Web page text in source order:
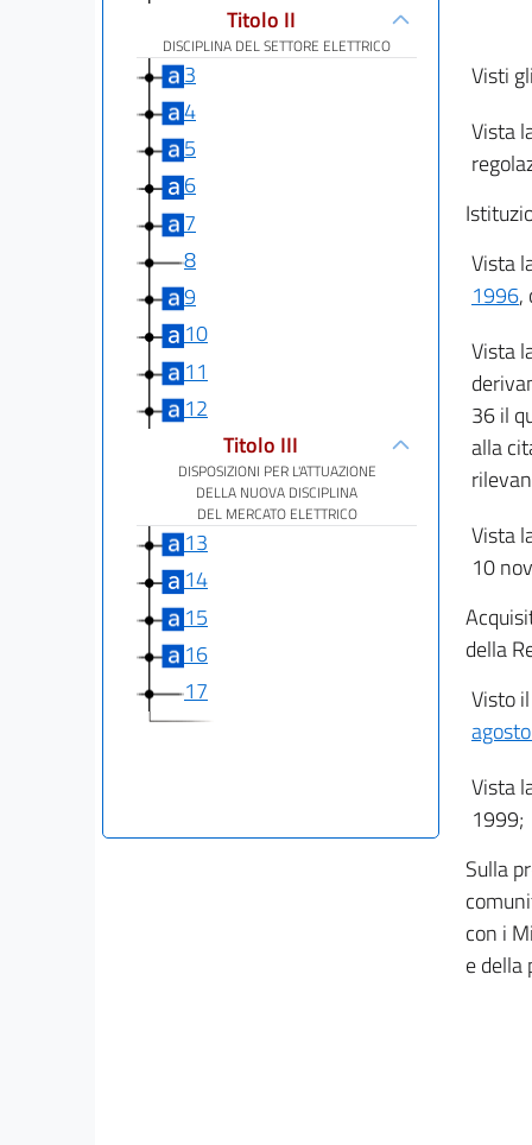
Titolo II
DISCIPLINA DEL SETTORE ELETTRICO
3
4
5
6
7
8
9
10
11
12
Titolo III
DISPOSIZIONI PER L'ATTUAZIONE
DELLA NUOVA DISCIPLINA
DEL MERCATO ELETTRICO
13
14
15
16
17
Visti
Vista
Vista
1996,
Vista
36 il
alla
Vista
10
della
Visto
Vista
1999;
Sulla
con i
e della